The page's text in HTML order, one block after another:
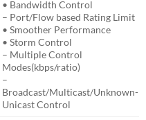
• Bandwidth Control
– Port/Flow based Rating Limit
• Smoother Performance
• Storm Control
– Multiple Control
Modes(kbps/ratio)
–
Broadcast/Multicast/Unknown-
Unicast Control